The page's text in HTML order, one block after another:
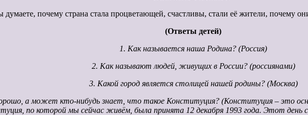
думаете, почему страна стала процветающей, счастливы, стали её жители, почему
(Ответы детей)
1. Как называется наша Родина? (Россия)
2. Как называют людей, живущих в России? (россиянами)
3. Какой город является столицей нашей родины? (Москва)
а может кто-нибудь знает, что такое Конституция? (Конституция – это
по которой мы сейчас живём, была принята 12 декабря 1993 года. Этот день